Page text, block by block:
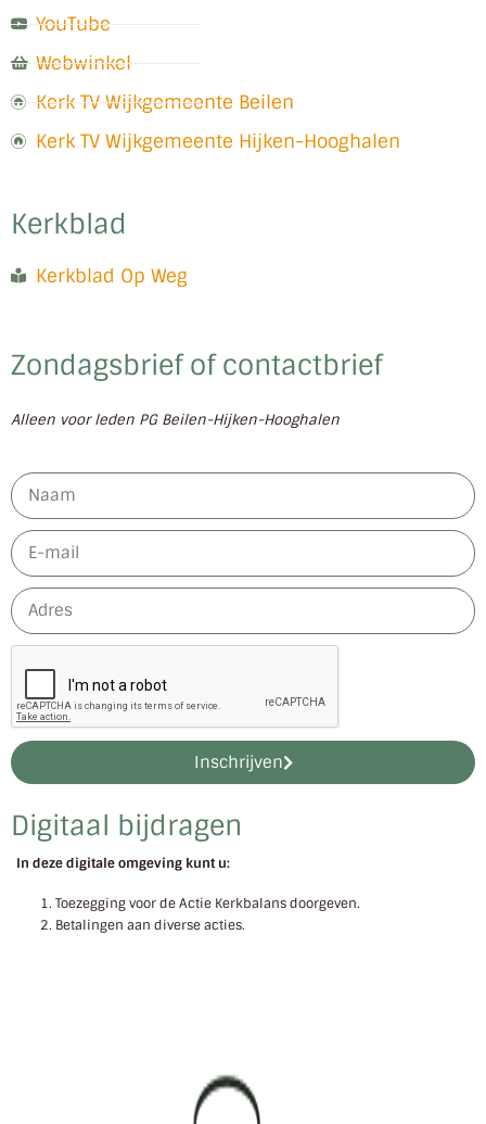
Digitaal bijdragen
In deze digitale omgeving kunt u:
Toezegging voor de Actie Kerkbalans doorgeven.
Betalingen aan diverse acties.
YouTube
Webwinkel
Kerk TV Wijkgemeente Beilen
Kerk TV Wijkgemeente Hijken-Hooghalen
Kerkblad
Kerkblad Op Weg
Zondagsbrief of contactbrief
Alleen voor leden PG Beilen-Hijken-Hooghalen
Inschrijven